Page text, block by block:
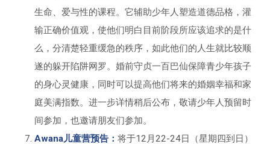
生命、爱与性的课程。它辅助少年人塑造道德品格，灌
输正确价值观，使他们明白目前阶段所应该追求的是什
么，分清楚轻重缓急的秩序，如此他们的人生就比较顺
遂的躲开陷阱网罗。婚前守贞一百巴仙保障青少年孩子
的身心灵健康，同时可以提高他们将来的婚姻幸福和家
庭美满指数。进一步详情稍后公布，敬请少年人预留时
间参加，也邀请朋友们参加。
Awana儿童营预告： 将于12月22-24日（星期四到日）